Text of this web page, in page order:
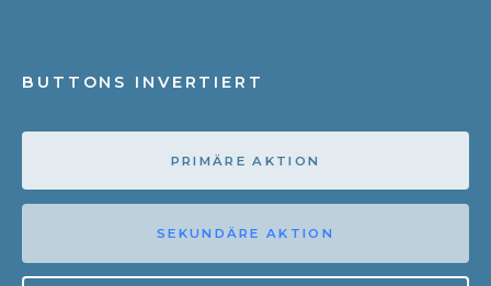
BUTTONS INVERTIERT
PRIMÄRE AKTION
SEKUNDÄRE AKTION